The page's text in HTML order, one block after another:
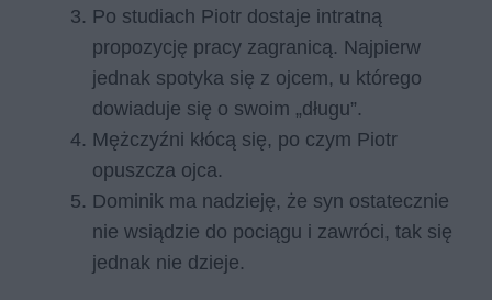
Po studiach Piotr dostaje intratną
propozycję pracy zagranicą. Najpierw
jednak spotyka się z ojcem, u którego
dowiaduje się o swoim „długu”.
Mężczyźni kłócą się, po czym Piotr
opuszcza ojca.
Dominik ma nadzieję, że syn ostatecznie
nie wsiądzie do pociągu i zawróci, tak się
jednak nie dzieje.